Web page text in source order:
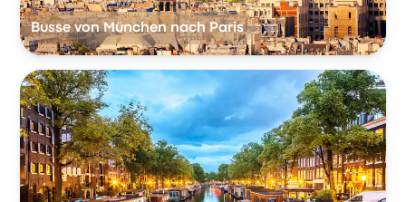
Busse von München nach Paris